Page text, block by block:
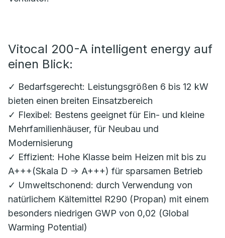
Vitocal 200-A intelligent energy auf
einen Blick:
✓ Bedarfsgerecht: Leistungsgrößen 6 bis 12 kW
bieten einen breiten Einsatzbereich
✓ Flexibel: Bestens geeignet für Ein- und kleine
Mehrfamilienhäuser, für Neubau und
Modernisierung
✓ Effizient: Hohe Klasse beim Heizen mit bis zu
A+++(Skala D -> A+++) für sparsamen Betrieb
✓ Umweltschonend: durch Verwendung von
natürlichem Kältemittel R290 (Propan) mit einem
besonders niedrigen GWP von 0,02 (Global
Warming Potential)